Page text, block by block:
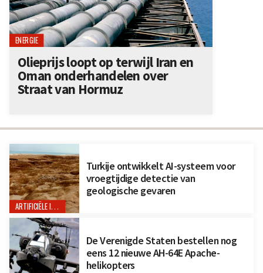
ARTIFICIËLE INTELLIGENTIE
Turkije ontwikkelt AI-systeem voor
vroegtijdige detectie van
geologische gevaren
De Verenigde Staten bestellen nog
eens 12 nieuwe AH-64E Apache-
helikopters
ENERGIE
Olieprijs loopt op terwijl Iran en
Oman onderhandelen over
Straat van Hormuz